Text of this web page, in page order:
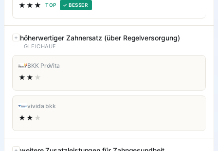
★★★ TOP ✓ BESSER
höherwertiger Zahnersatz (über Regelversorgung)
GLEICHAUF
BKK ProVita
★★ ★
vivida bkk
★★ ★